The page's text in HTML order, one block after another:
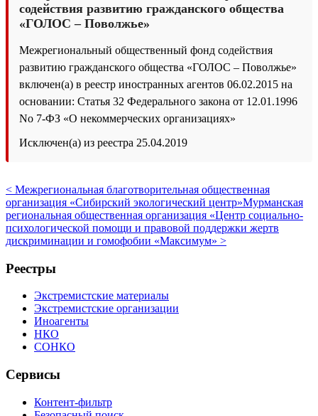
содействия развитию гражданского общества
«ГОЛОС – Поволжье»
Межрегиональный общественный фонд содействия
развитию гражданского общества «ГОЛОС – Поволжье»
включен(а) в реестр иностранных агентов 06.02.2015 на
основании: Статья 32 Федерального закона от 12.01.1996
No 7-ФЗ «О некоммерческих организациях»
Исключен(а) из реестра 25.04.2019
< Межрегиональная благотворительная общественная
организация «Сибирский экологический центр»Мурманская
региональная общественная организация «Центр социально-
психологической помощи и правовой поддержки жертв
дискриминации и гомофобии «Максимум» >
Реестры
Экстремистские материалы
Экстремистские организации
Иноагенты
НКО
СОНКО
Сервисы
Контент-фильтр